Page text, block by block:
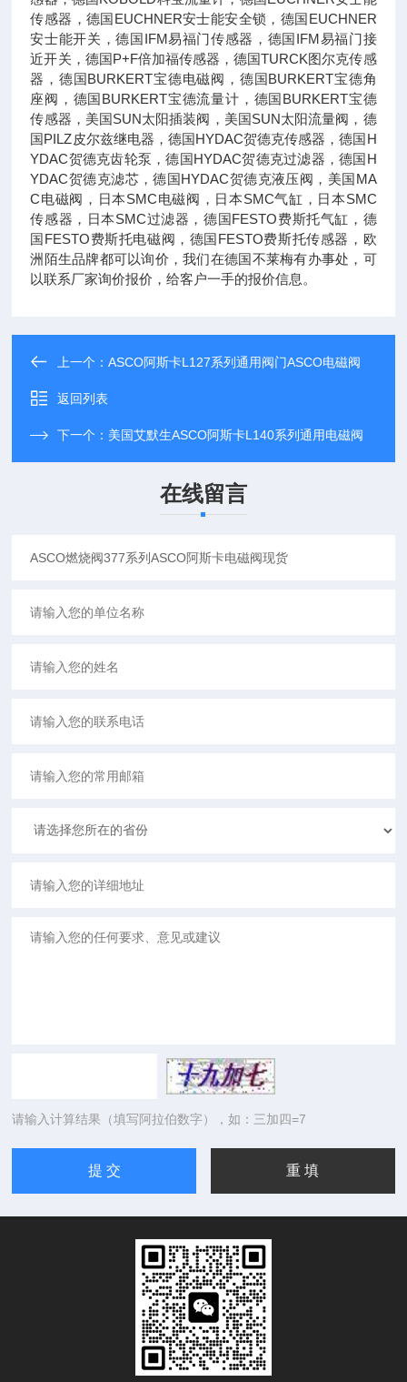
传感器，德国EUCHNER安士能安全锁，德国EUCHNER
安士能开关，德国IFM易福门传感器，德国IFM易福门接
近开关，德国P+F倍加福传感器，德国TURCK图尔克传感
器，德国BURKERT宝德电磁阀，德国BURKERT宝德角
座阀，德国BURKERT宝德流量计，德国BURKERT宝德
传感器，美国SUN太阳插装阀，美国SUN太阳流量阀，德
国PILZ皮尔兹继电器，德国HYDAC贺德克传感器，德国H
YDAC贺德克齿轮泵，德国HYDAC贺德克过滤器，德国H
YDAC贺德克滤芯，德国HYDAC贺德克液压阀，美国MA
C电磁阀，日本SMC电磁阀，日本SMC气缸，日本SMC
传感器，日本SMC过滤器，德国FESTO费斯托气缸，德
国FESTO费斯托电磁阀，德国FESTO费斯托传感器，欧
洲陌生品牌都可以询价，我们在德国不莱梅有办事处，可
以联系厂家询价报价，给客户一手的报价信息。
上一个：ASCO阿斯卡L127系列通用阀门ASCO电磁阀
返回列表
下一个： 美国艾默生ASCO阿斯卡L140系列通用电磁阀
在线留言
请输入计算结果（填写阿拉伯数字），如：三加四=7